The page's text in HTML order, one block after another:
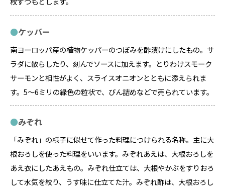
ケッパー
南ヨーロッパ産の植物ケッパーのつぼみを酢漬けにしたもの。サ
ラダに散らしたり、刻んでソースに加えます。とりわけスモーク
サーモンと相性がよく、スライスオニオンとともに添えられま
す。5～6ミリの緑色の粒状で、びん詰めなどで売られています。
みぞれ
「みぞれ」の様子に似せて作った料理につけられる名称。主に大
根おろしを使った料理をいいます。みぞれあえは、大根おろしを
あえ衣にしたあえもの。みぞれ仕立ては、大根やかぶをすりおろ
して水気を絞り、うす味に仕立てた汁。みぞれ酢は、大根おろし